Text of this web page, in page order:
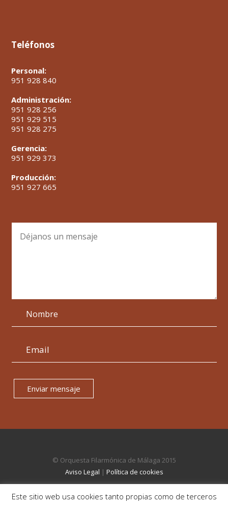
Teléfonos
Personal:
951 928 840
Administración:
951 928 256
951 929 515
951 928 275
Gerencia:
951 929 373
Producción:
951 927 665
Enviar mensaje
© Orquesta Filarmónica de Málaga 2015
Aviso Legal | Política de cookies
Este sitio web usa cookies tanto propias como de terceros